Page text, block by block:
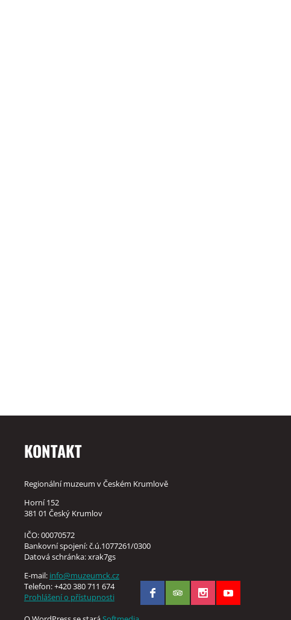
KONTAKT
Regionální muzeum v Českém Krumlově
Horní 152
381 01 Český Krumlov
IČO: 00070572
Bankovní spojení: č.ú.1077261/0300
Datová schránka: xrak7gs
E-mail: info@muzeumck.cz
Telefon: +420 380 711 674
Prohlášení o přístupnosti